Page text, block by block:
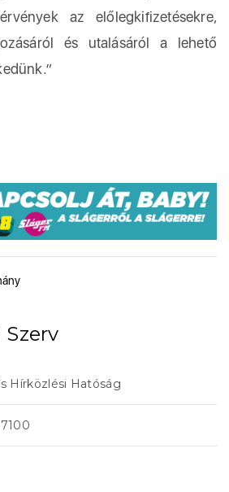
az előlegkifizetésekre,
és utalásáról a lehető
Hírközlési Hatóság